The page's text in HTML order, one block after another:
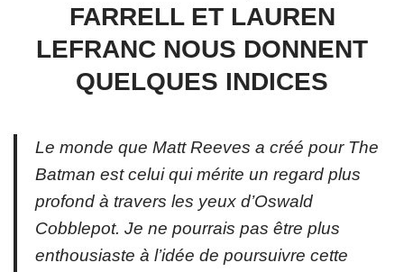
FARRELL ET LAUREN
LEFRANC NOUS DONNENT
QUELQUES INDICES
Le monde que Matt Reeves a créé pour The
Batman est celui qui mérite un regard plus
profond à travers les yeux d’Oswald
Cobblepot. Je ne pourrais pas être plus
enthousiaste à l’idée de poursuivre cette